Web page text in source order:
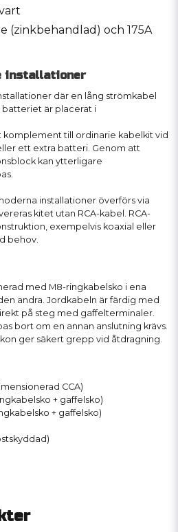
(zinkbehandlad) och 175A
installationer
där en lång strömkabel
batteriet är placerat i
komplement till ordinarie kabelkit vid
ett extra batteri. Genom att
kan ytterligare
installationer överförs via
kitet utan RCA-kabel. RCA-
exempelvis koaxial eller
behov.
med M8-ringkabelsko i ena
andra. Jordkabeln är färdig med
på steg med gaffelterminaler.
bort om en annan anslutning krävs.
ger säkert grepp vid åtdragning.
CCA)
+ gaffelsko)
+ gaffelsko)